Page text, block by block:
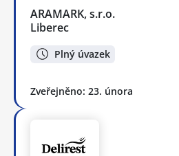
ARAMARK, s.r.o.
Liberec
Plný úvazek
Zveřejněno: 23. února